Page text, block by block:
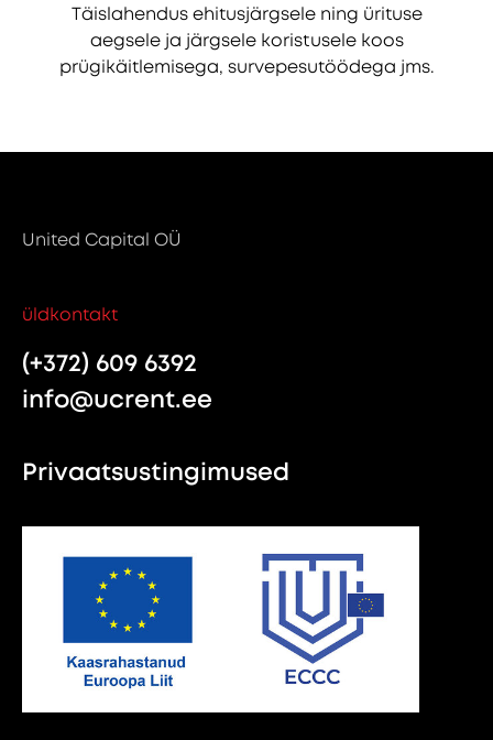
Täislahendus ehitusjärgsele ning ürituse
aegsele ja järgsele koristusele koos
prügikäitlemisega, survepesutöödega jms.
United Capital OÜ
üldkontakt
(+372) 609 6392
info@ucrent.ee
Privaatsustingimused